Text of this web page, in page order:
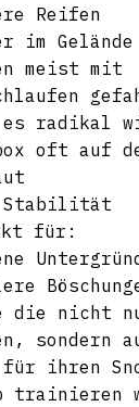
Reifen
im Gelände
meist mit
es radikal
oft auf
Stabilität
für:
die nicht
sondern
für ihren
trainieren